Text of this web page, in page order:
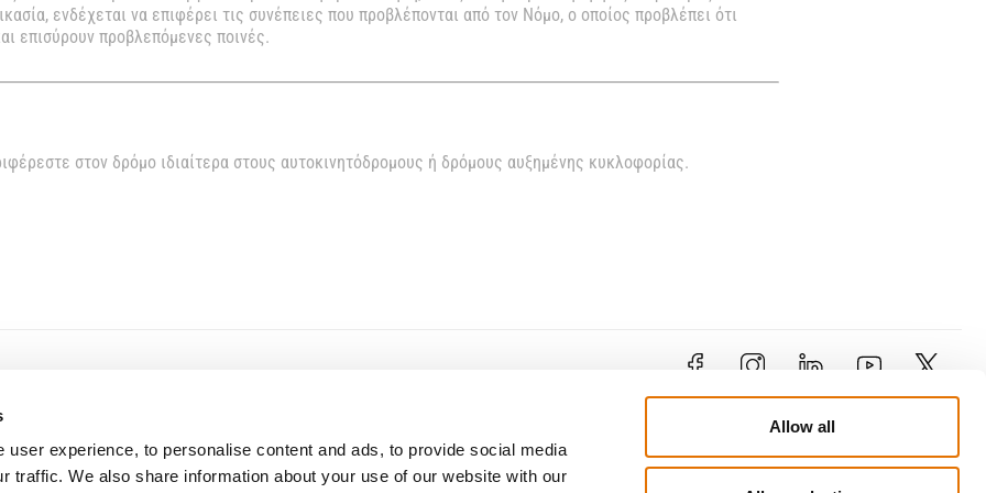
user experience, to personalise content and ads, to provide social media
traffic. We also share information about your use of our website with our
Allow all
ενδέχεται να επιφέρει τις συνέπειες που προβλέπονται από τον Νόμο, ο οποίος προβλέπει ότι
επισύρουν προβλεπόμενες ποινές.
στον δρόμο ιδιαίτερα στους αυτοκινητόδρομους ή δρόμους αυξημένης κυκλοφορίας.
Εταιρικό Προφίλ
Καριέρα
Δημοπρασίες Οχημάτων
Γωνία Κωστή Παλαμά, 2121 Αγλαντζιά,